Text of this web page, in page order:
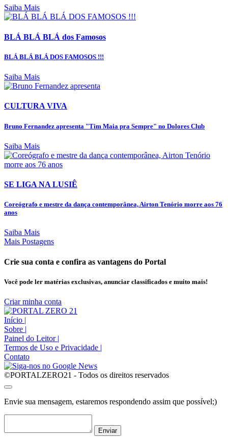
Saiba Mais
BLÁ BLÁ BLÁ dos Famosos
BLÁ BLÁ BLÁ DOS FAMOSOS !!!
Saiba Mais
CULTURA VIVA
Bruno Fernandez apresenta "Tim Maia pra Sempre" no Dolores Club
Saiba Mais
SE LIGA NA LUSIÊ
Coreógrafo e mestre da dança contemporânea, Airton Tenório morre aos 76
anos
Saiba Mais
Mais Postagens
Crie sua conta e confira as vantagens do Portal
Você pode ler matérias exclusivas, anunciar classificados e muito mais!
Criar minha conta
Início |
Sobre |
Painel do Leitor |
Termos de Uso e Privacidade |
Contato
©PORTALZERO21 - Todos os direitos reservados
Envie sua mensagem, estaremos respondendo assim que possível;)
Enviar